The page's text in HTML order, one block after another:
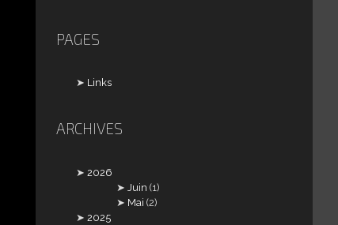
PAGES
Links
ARCHIVES
2026
Juin (1)
Mai (2)
2025